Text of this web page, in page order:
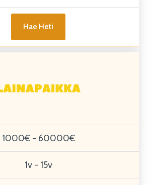
Hae Heti
1000€ - 60000€
1v - 15v